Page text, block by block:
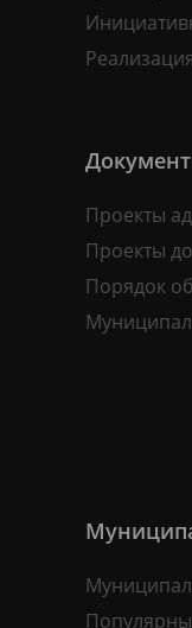
Проекты
Проекты
Порядок